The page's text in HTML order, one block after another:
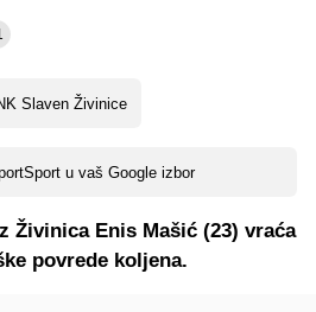
Slaven Živinice
u vaš Google izbor
Živinica Enis Mašić (23) vraća
povrede koljena.